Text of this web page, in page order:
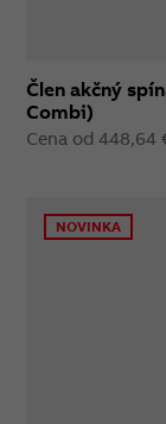
Člen akčný
Combi)
Cena od 448,64
NOVINKA